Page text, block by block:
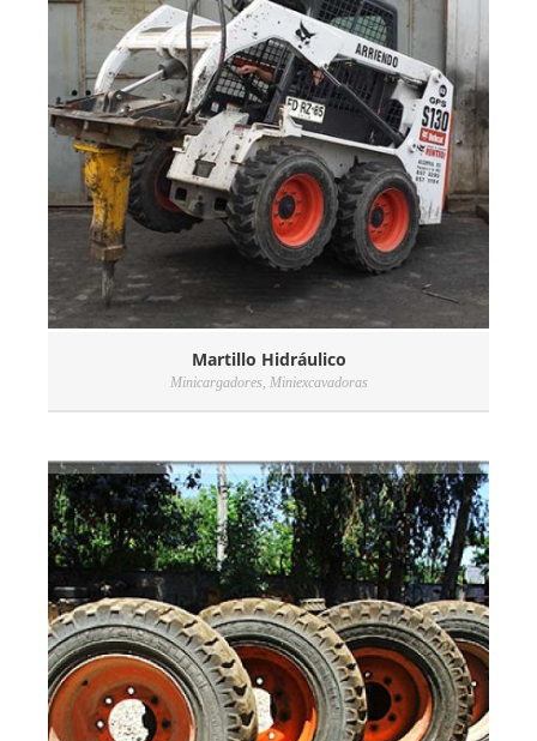
Martillo Hidráulico
Minicargadores, Miniexcavadoras